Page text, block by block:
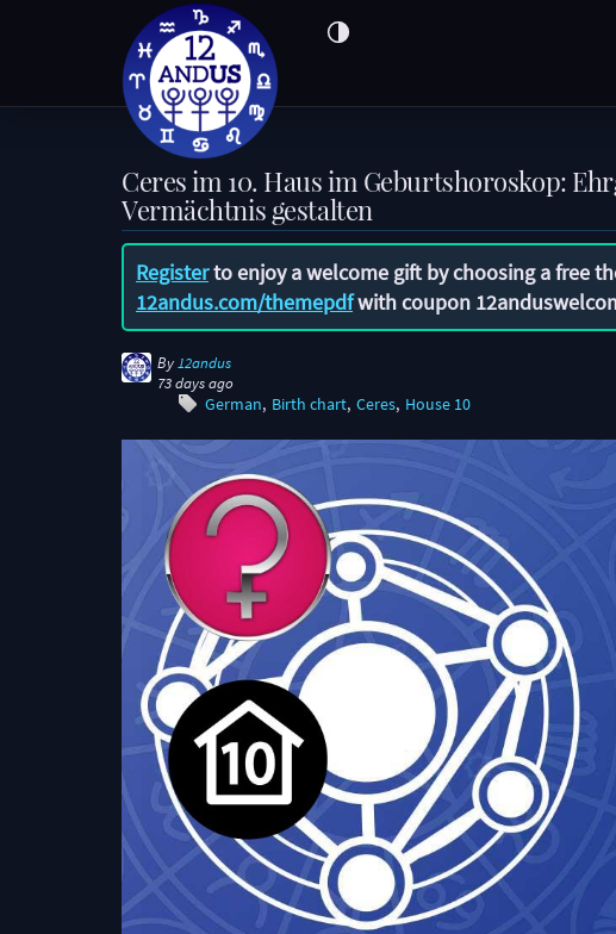
Ceres im 10. Haus im Geburtshoroskop:
Vermächtnis gestalten
Registerto enjoy a welcome gift by choosing a free
12andus.com/themepdfwith coupon
By 12andus
73 days ago
German Birth chart Ceres House 10